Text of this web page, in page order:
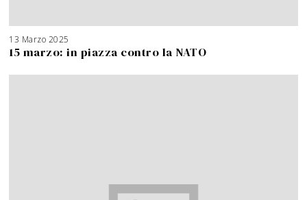
13 Marzo 2025
15 marzo: in piazza contro la NATO